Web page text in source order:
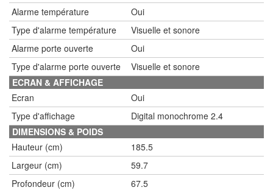
Alarme température
Oui
Type d'alarme température
Visuelle et sonore
Alarme porte ouverte
Oui
Type d'alarme porte ouverte
Visuelle et sonore
ECRAN & AFFICHAGE
Ecran
Oui
Type d'affichage
Digital monochrome 2.4
DIMENSIONS & POIDS
Hauteur (cm)
185.5
Largeur (cm)
59.7
Profondeur (cm)
67.5